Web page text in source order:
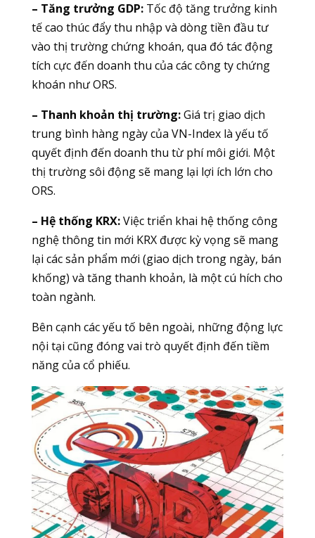
– Tăng trưởng GDP:Tốc độ tăng trưởng kinh
tế cao thúc đẩy thu nhập và dòng tiền đầu tư
vào thị trường chứng khoán, qua đó tác động
tích cực đến doanh thu của các công ty chứng
khoán như ORS.
– Thanh khoản thị trường:Giá trị giao dịch
trung bình hàng ngày của VN-Index là yếu tố
quyết định đến doanh thu từ phí môi giới. Một
thị trường sôi động sẽ mang lại lợi ích lớn cho
ORS.
– Hệ thống KRX:Việc triển khai hệ thống công
nghệ thông tin mới KRX được kỳ vọng sẽ mang
lại các sản phẩm mới (giao dịch trong ngày, bán
khống) và tăng thanh khoản, là một cú hích cho
toàn ngành.
Bên cạnh các yếu tố bên ngoài, những động lực
nội tại cũng đóng vai trò quyết định đến tiềm
năng của cổ phiếu.